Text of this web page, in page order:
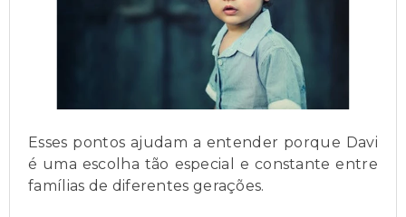
Esses pontos ajudam a entender porque Davi
é uma escolha tão especial e constante entre
famílias de diferentes gerações.